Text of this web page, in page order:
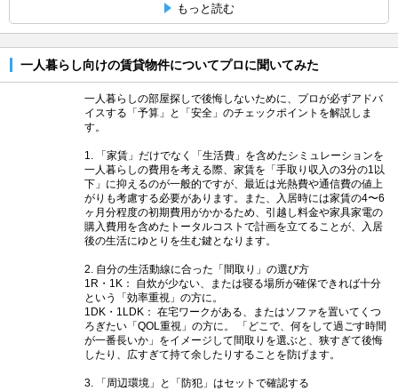
もっと読む
一人暮らし向けの賃貸物件についてプロに聞いてみた
一人暮らしの部屋探しで後悔しないために、プロが必ずアドバ
イスする「予算」と「安全」のチェックポイントを解説しま
す。
1. 「家賃」だけでなく「生活費」を含めたシミュレーションを
一人暮らしの費用を考える際、家賃を「手取り収入の3分の1以
下」に抑えるのが一般的ですが、最近は光熱費や通信費の値上
がりも考慮する必要があります。また、入居時には家賃の4〜6
ヶ月分程度の初期費用がかかるため、引越し料金や家具家電の
購入費用を含めたトータルコストで計画を立てることが、入居
後の生活にゆとりを生む鍵となります。
2. 自分の生活動線に合った「間取り」の選び方
1R・1K： 自炊が少ない、または寝る場所が確保できれば十分
という「効率重視」の方に。
1DK・1LDK： 在宅ワークがある、またはソファを置いてくつ
ろぎたい「QOL重視」の方に。 「どこで、何をして過ごす時間
が一番長いか」をイメージして間取りを選ぶと、狭すぎて後悔
したり、広すぎて持て余したりすることを防げます。
3. 「周辺環境」と「防犯」はセットで確認する